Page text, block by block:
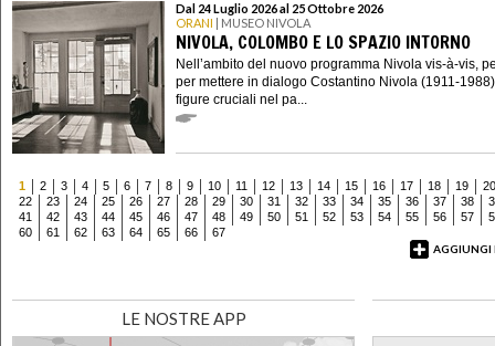
Dal 24 Luglio 2026 al 25 Ottobre 2026
ORANI | MUSEO NIVOLA
NIVOLA, COLOMBO E LO SPAZIO INTORNO
Nell’ambito del nuovo programma Nivola vis-à-vis,
per mettere in dialogo Costantino Nivola (1911-
figure cruciali nel pa...
1 2 3 4 5 6 7 8 9 10 11 12 13 14 15 16 17 18 19
20
22
23 24 25 26 27 28 29 30 31 32 33 34 35 36 37 38
41
42 43 44 45 46 47 48 49 50 51 52 53 54 55 56 57
60
61 62 63 64 65 66
67
AGGIUNGI
LE NOSTRE APP